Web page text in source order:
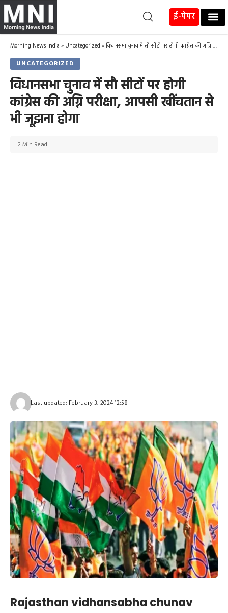
ई-पेपर
Morning News India » Uncategorized »विधानसभा चुनाव में सौ सीटों पर होगी कांग्रेस की अग्नि परीक्षा, आपसी खींचतान से भी जूझना होगा
UNCATEGORIZED
विधानसभा चुनाव में सौ सीटों पर होगी
कांग्रेस की अग्नि परीक्षा, आपसी खींचतान से
भी जूझना होगा
Last updated: February 3, 2024 12:58
2 Min Read
Rajasthan vidhansabha chunav